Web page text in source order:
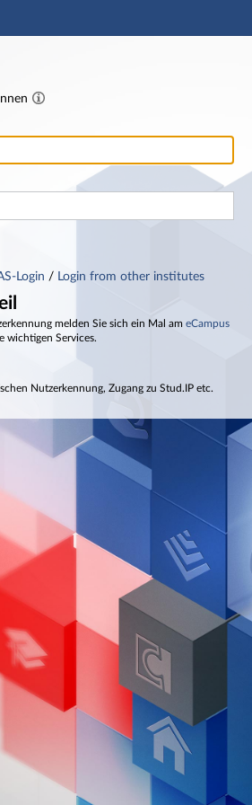
Hauptnavigation
Login / Login from other institutes
melden Sie sich ein Mal am eCampus
wichtigen Services.
Nutzerkennung, Zugang zu Stud.IP etc.